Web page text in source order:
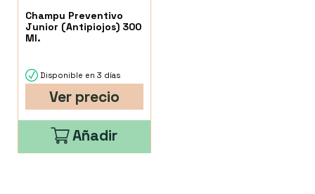
Champu Preventivo
Junior (Antipiojos) 300
Ml.
Disponible en 3 días
Ver precio
Añadir